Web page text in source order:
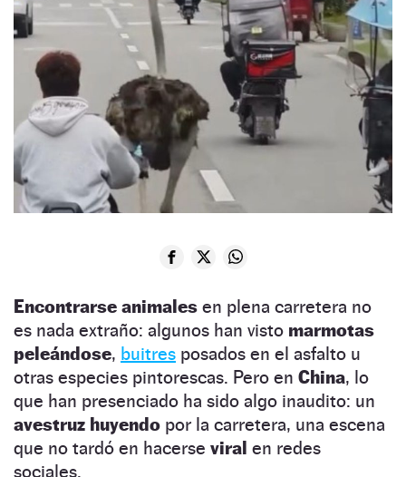
Encontrarse animales en plena carretera no
es nada extraño: algunos han visto marmotas
peleándose, buitres posados en el asfalto u
otras especies pintorescas. Pero en China, lo
que han presenciado ha sido algo inaudito: un
avestruz huyendo por la carretera, una escena
que no tardó en hacerse viral en redes
sociales.